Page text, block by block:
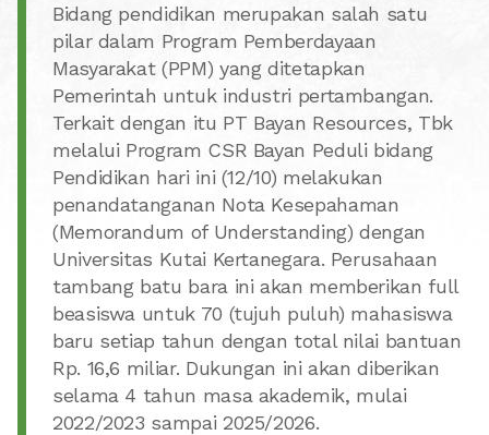
BAYAN
Bidang pendidikan merupakan salah satu
pilar dalam Program Pemberdayaan
Masyarakat (PPM) yang ditetapkan
Pemerintah untuk industri pertambangan.
Terkait dengan itu PT Bayan Resources, Tbk
melalui Program CSR Bayan Peduli bidang
Pendidikan hari ini (12/10) melakukan
penandatanganan Nota Kesepahaman
(Memorandum of Understanding) dengan
Universitas Kutai Kertanegara. Perusahaan
tambang batu bara ini akan memberikan full
beasiswa untuk 70 (tujuh puluh) mahasiswa
baru setiap tahun dengan total nilai bantuan
Rp. 16,6 miliar. Dukungan ini akan diberikan
selama 4 tahun masa akademik, mulai
2022/2023 sampai 2025/2026.